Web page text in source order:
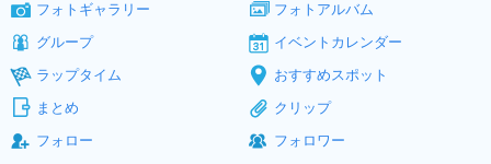
フォトギャラリー
フォトアルバム
グループ
イベントカレンダー
ラップタイム
おすすめスポット
まとめ
クリップ
フォロー
フォロワー